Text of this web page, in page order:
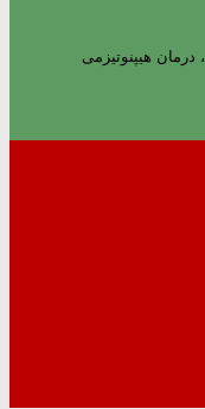
هیپنوتیزمی